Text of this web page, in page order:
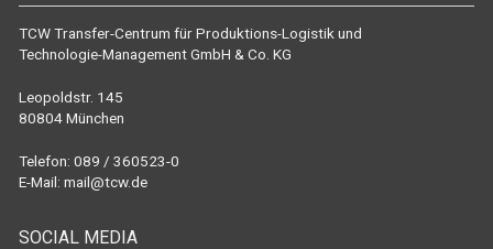
TCW Transfer-Centrum für Produktions-Logistik und
Technologie-Management GmbH & Co. KG
Leopoldstr. 145
80804 München
Telefon: 089 / 360523-0
E-Mail: mail@tcw.de
SOCIAL MEDIA